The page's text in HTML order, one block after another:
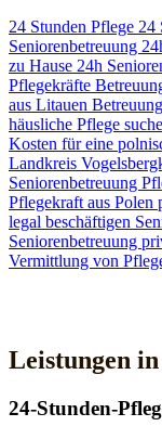
24 Stunden Pflege 24
Seniorenbetreuung
zu Hause 24h
Pflegekräfte
aus Litauen
häusliche Pflege
Kosten für eine
Landkreis
Seniorenbetreuung
Pflegekraft aus Polen
legal beschäftigen
Seniorenbetreuung
Vermittlung von
Leistungen
24-Stunden-